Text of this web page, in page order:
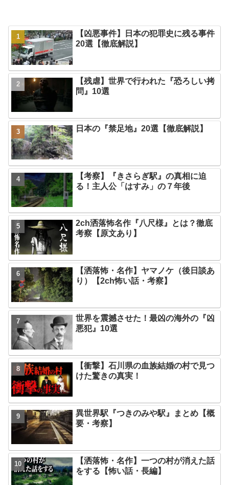
【凶悪事件】日本の犯罪史に残る事件
20選【徹底解説】
【残虐】世界で行われた『恐ろしい拷
問』10選
日本の『禁足地』20選【徹底解説】
【考察】『きさらぎ駅』の真相に迫
る！主人公「はすみ」の７年後
2ch洒落怖名作『八尺様』とは？徹底
考察【原文あり】
【洒落怖・名作】ヤマノケ（後日談あ
り）【2ch怖い話・考察】
世界を震撼させた！最凶の海外の『凶
悪犯』10選
【衝撃】石川県の血族結婚の村で見つ
けた驚きの真実！
異世界駅『つきのみや駅』まとめ【概
要・考察】
【洒落怖・名作】一つの村が消えた話
をする【怖い話・長編】